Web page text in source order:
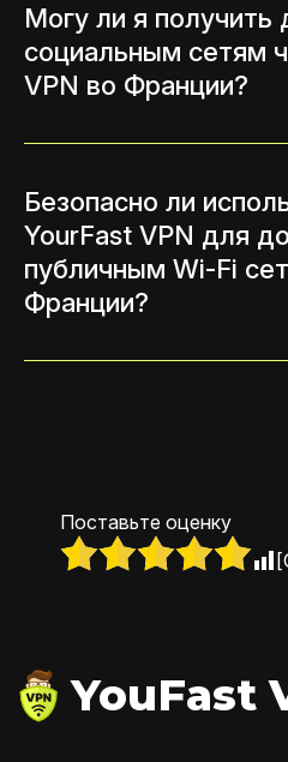
Могу ли я получить
социальным сетям
VPN во Франции?
Безопасно ли
YourFast VPN для
публичным Wi-Fi
Франции?
Поставьте оценку
YouFast